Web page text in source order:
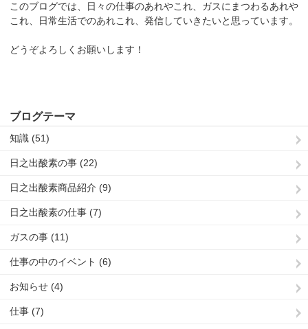
このブログでは、日々の仕事のあれやこれ、ガスにまつわるあれや
これ、日常生活でのあれこれ、発信していきたいと思っています。
どうぞよろしくお願いします！
ブログテーマ
知識 (51)
日之出酸素の事 (22)
日之出酸素商品紹介 (9)
日之出酸素の仕事 (7)
ガスの事 (11)
仕事の中のイベント (6)
お知らせ (4)
仕事 (7)